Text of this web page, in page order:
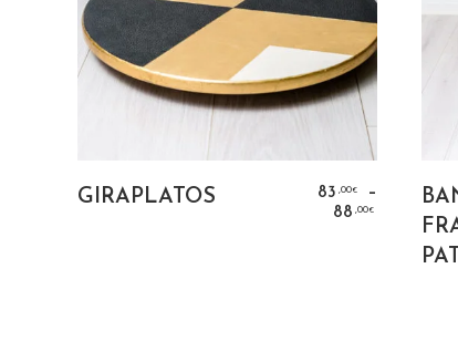
SELECT OPTIONS
GIRAPLATOS 83 ,00€ –
88 ,00€